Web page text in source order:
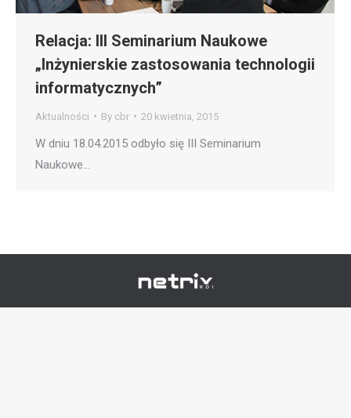
Relacja: III Seminarium Naukowe
„Inżynierskie zastosowania technologii
informatycznych”
Aktualności By cbr 20 kwietnia, 2015
W dniu 18.04.2015 odbyło się III Seminarium
Naukowe…